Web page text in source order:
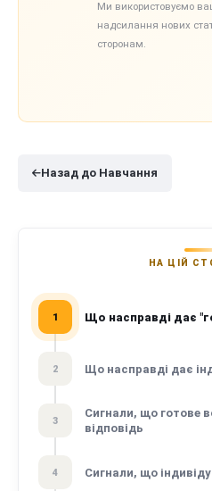
Ми використовуємо
надсилання нових
сторонам.
Назад до Навчання
НА ЦІЙ
1 Що насправді дає
2 Що насправді дає
3
Сигнали, що готове
відповідь
4 Сигнали, що